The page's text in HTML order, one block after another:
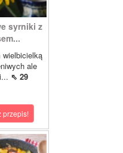
syrniki z
wielbicielką
ale
⇖ 29
przepis!